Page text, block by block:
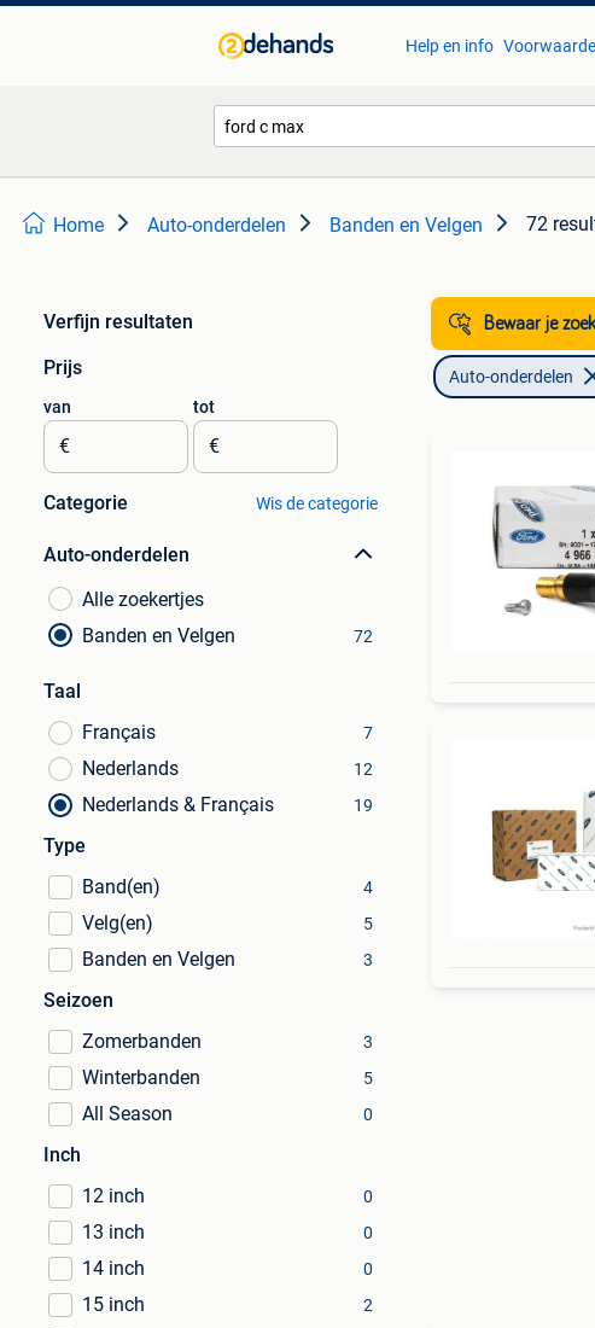
Help en info
Home Auto-onderdelen Banden en Velgen 72
Verfijn resultaten
Prijs
van
€
tot
€
Categorie Wis de categorie
Auto-onderdelen
Alle zoekertjes
Banden en Velgen
72
Taal
Français
7
Nederlands 12
Nederlands & Français 19
Type
Band(en)
4
Velg(en) 5
Banden en Velgen 3
Seizoen
Zomerbanden
3
Winterbanden 5
All Season 0
Inch
12 inch
0
13 inch 0
14 inch 0
15 inch 2
Bewaar je
Auto-onderdelen